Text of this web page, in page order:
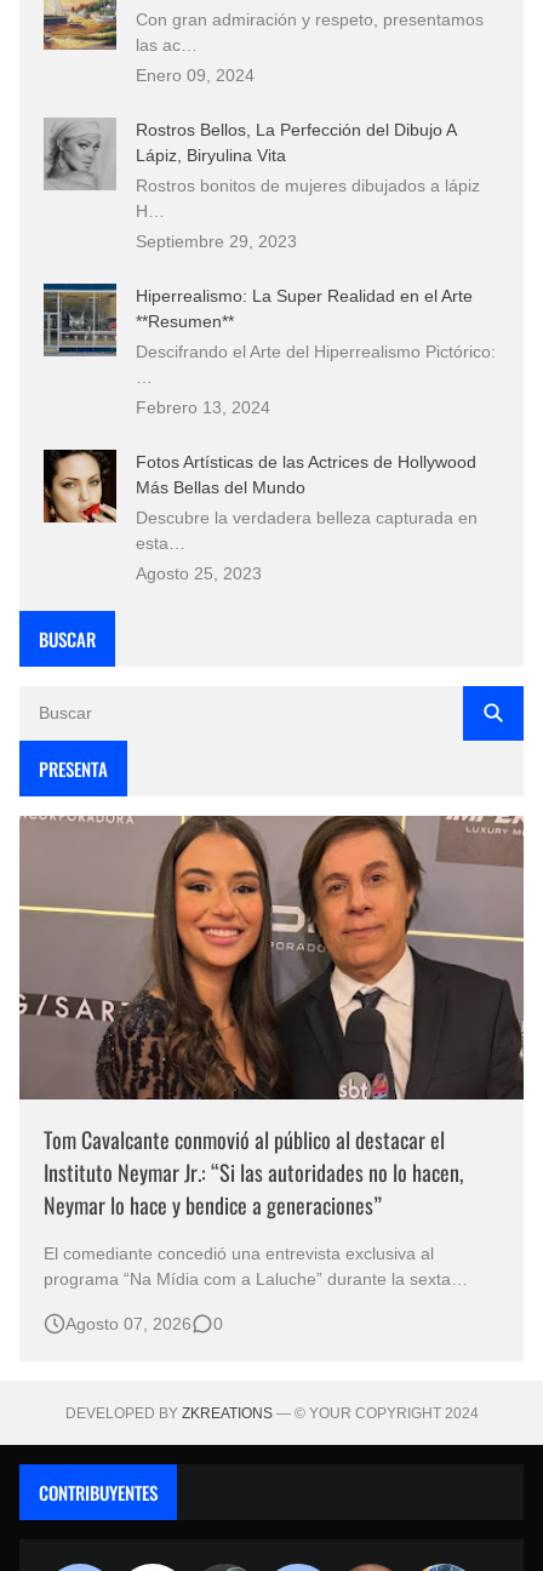
Con gran admiración y respeto, presentamos
las ac…
Enero 09, 2024
Rostros Bellos, La Perfección del Dibujo A
Lápiz, Biryulina Vita
Rostros bonitos de mujeres dibujados a lápiz
H…
Septiembre 29, 2023
Hiperrealismo: La Super Realidad en el Arte
**Resumen**
Descifrando el Arte del Hiperrealismo Pictórico:
Febrero 13, 2024
Fotos Artísticas de las Actrices de Hollywood
Más Bellas del Mundo
Descubre la verdadera belleza capturada en
esta…
Agosto 25, 2023
BUSCAR
PRESENTA
Tom Cavalcante conmovió al público al destacar el
Instituto Neymar Jr.: “Si las autoridades no lo hacen,
Neymar lo hace y bendice a generaciones”
El comediante concedió una entrevista exclusiva al
programa “Na Mídia com a Laluche” durante la sexta
eventos benéficos más importantes de Brasil. En medio del
Agosto 07, 2026 0
DEVELOPED BY ZKREATIONS— © YOUR COPYRIGHT 2024
CONTRIBUYENTES